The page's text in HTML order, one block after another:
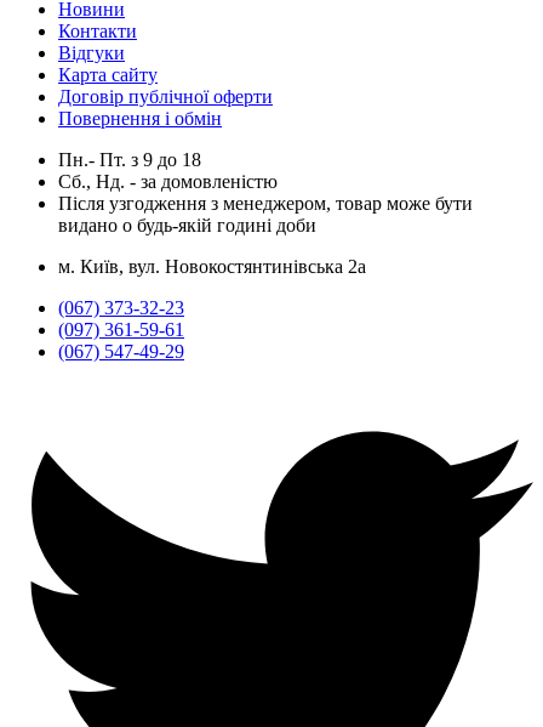
Новини
Контакти
Відгуки
Карта сайту
Договір публічної оферти
Повернення і обмін
Пн.- Пт. з 9 до 18
Сб., Нд. - за домовленістю
Після узгодження з менеджером, товар може бути
видано о будь-якій годині доби
м. Київ, вул. Новокостянтинівська 2а
(067) 373-32-23
(097) 361-59-61
(067) 547-49-29